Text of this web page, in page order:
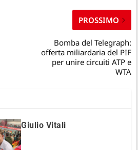
PROSSIMO
Bomba del Telegraph:
offerta miliardaria del PIF
per unire circuiti ATP e
WTA
Giulio Vitali